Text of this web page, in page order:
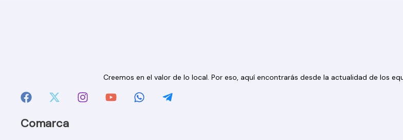
Creemos en el valor de lo local. Por eso, aquí encontrarás desde la actualidad de los
Comarca